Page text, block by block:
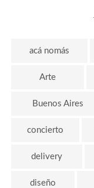
acá nomás
Arte
Buenos Aires
concierto
delivery
diseño